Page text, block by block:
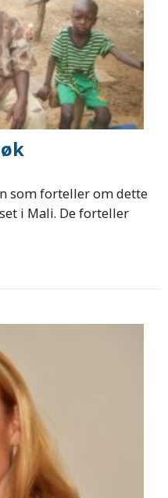
som forteller om dette
i Mali. De forteller